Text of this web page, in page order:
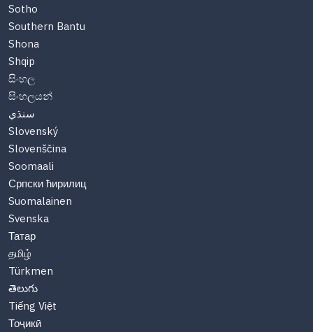
Sotho
Southern Bantu
Shona
Shqip
සිංහල
සිංහලයන්
سنڌي
Slovenský
Slovenščina
Soomaali
Српски ћирилиц
Suomalainen
Svenska
Татар
தமிழ்
Türkmen
తెలుగు
Tiếng Việt
Тоҷикӣ